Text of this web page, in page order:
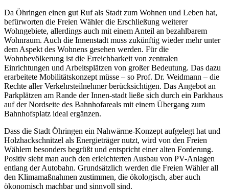
Da Öhringen einen gut Ruf als Stadt zum Wohnen und Leben hat,
befürworten die Freien Wähler die Erschließung weiterer
Wohngebiete, allerdings auch mit einem Anteil an bezahlbarem
Wohnraum. Auch die Innenstadt muss zukünftig wieder mehr unter
dem Aspekt des Wohnens gesehen werden. Für die
Wohnbevölkerung ist die Erreichbarkeit von zentralen
Einrichtungen und Arbeitsplätzen von großer Bedeutung. Das dazu
erarbeitete Mobilitätskonzept müsse – so Prof. Dr. Weidmann – die
Rechte aller Verkehrsteilnehmer berücksichtigen. Das Angebot an
Parkplätzen am Rande der Innen-stadt ließe sich durch ein Parkhaus
auf der Nordseite des Bahnhofareals mit einem Übergang zum
Bahnhofsplatz ideal ergänzen.
Dass die Stadt Öhringen ein Nahwärme-Konzept aufgelegt hat und
Holzhackschnitzel als Energieträger nutzt, wird von den Freien
Wählern besonders begrüßt und entspricht einer alten Forderung.
Positiv sieht man auch den erleichterten Ausbau von PV-Anlagen
entlang der Autobahn. Grundsätzlich werden die Freien Wähler all
den Klimamaßnahmen zustimmen, die ökologisch, aber auch
ökonomisch machbar und sinnvoll sind.